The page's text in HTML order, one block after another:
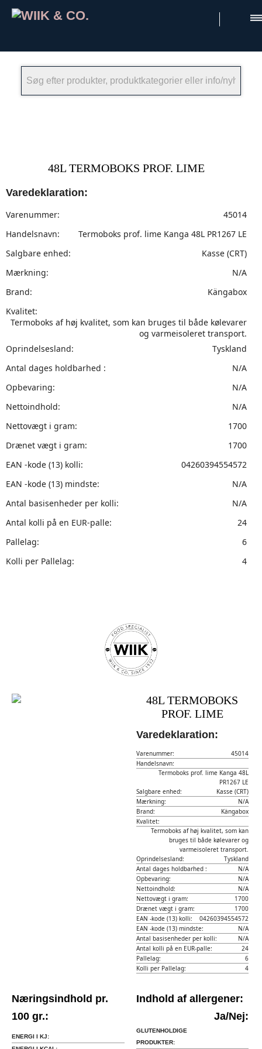
48L TERMOBOKS PROF. LIME
Varedeklaration:
Varenummer:
45014
Handelsnavn:
Termoboks prof. lime Kanga 48L PR1267 LE
Salgbare enhed:
Kasse (CRT)
Mærkning:
N/A
Brand:
Kängabox
Kvalitet:
Termoboks af høj kvalitet, som kan bruges til både kølevarer
og varmeisoleret transport.
Oprindelsesland:
Tyskland
Antal dages holdbarhed :
N/A
Opbevaring:
N/A
Nettoindhold:
N/A
Nettovægt i gram:
1700
Drænet vægt i gram:
1700
EAN -kode (13) kolli:
04260394554572
EAN -kode (13) mindste:
N/A
Antal basisenheder per kolli:
N/A
Antal kolli på en EUR-palle:
24
Pallelag:
6
Kolli per Pallelag:
4
48L TERMOBOKS
PROF. LIME
Varedeklaration:
Varenummer:
45014
Handelsnavn:
Termoboks prof. lime Kanga 48L
PR1267 LE
Salgbare enhed:
Kasse (CRT)
Mærkning:
N/A
Brand:
Kängabox
Kvalitet:
Termoboks af høj kvalitet, som kan
bruges til både kølevarer og
varmeisoleret transport.
Oprindelsesland:
Tyskland
Antal dages holdbarhed :
N/A
Opbevaring:
N/A
Nettoindhold:
N/A
Nettovægt i gram:
1700
Drænet vægt i gram:
1700
EAN -kode (13) kolli:
04260394554572
EAN -kode (13) mindste:
N/A
Antal basisenheder per kolli:
N/A
Antal kolli på en EUR-palle:
24
Pallelag:
6
Kolli per Pallelag:
4
Næringsindhold pr.
100 gr.:
ENERGI I KJ:
Indhold af allergener:
Ja/Nej:
GLUTENHOLDIGE
PRODUKTER: